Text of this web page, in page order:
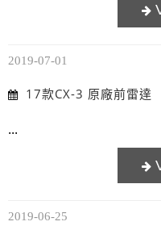
2019-07-01
17款CX-3 原廠前雷達
...
2019-06-25